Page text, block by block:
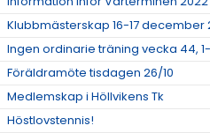
Klubbmästerskap 16-17 december
Ingen ordinarie träning vecka 44, 1-
Föräldramöte tisdagen 26/10
Medlemskap i Höllvikens Tk
Höstlovstennis!